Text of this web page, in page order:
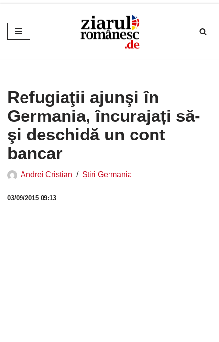
Sari
la
Refugiaţii ajunşi în
Germania, încurajați să-
şi deschidă un cont
bancar
Andrei Cristian Știri Germania
03/09/2015 09:13